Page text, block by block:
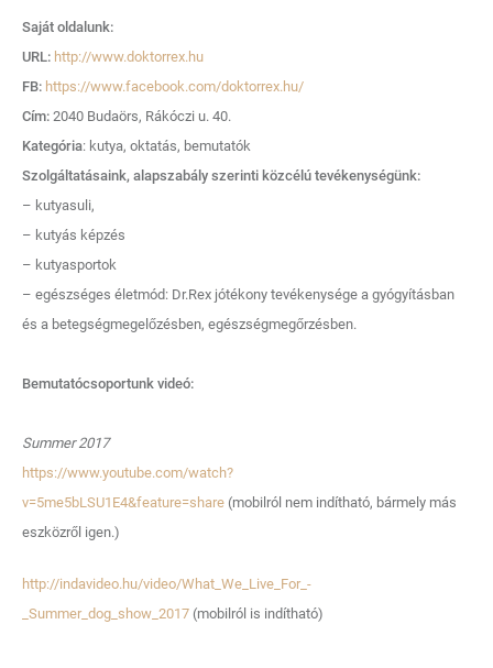
Saját oldalunk:
URL: http://www.doktorrex.hu
FB: https://www.facebook.com/doktorrex.hu/
Cím: 2040 Budaörs, Rákóczi u. 40.
Kategória: kutya, oktatás, bemutatók
Szolgáltatásaink, alapszabály szerinti közcélú tevékenységünk:
– kutyasuli,
– kutyás képzés
– kutyasportok
– egészséges életmód: Dr.Rex jótékony tevékenysége a gyógyításban
és a betegségmegelőzésben, egészségmegőrzésben.
Bemutatócsoportunk videó:
Summer 2017
https://www.youtube.com/watch?
v=5me5bLSU1E4&feature=share (mobilról nem indítható, bármely más
eszközről igen.)
http://indavideo.hu/video/What_We_Live_For_-
_Summer_dog_show_2017 (mobilról is indítható)